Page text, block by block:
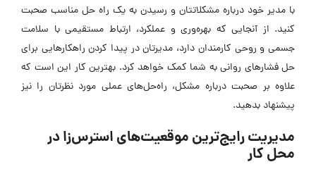
با مدیر خود درباره مشکلاتتان و رسیدن به یک راه حل مناسب صحبت
کنید. از آنجایی که بهره‌وری و عملکرد، ارتباط مستقیمی با سلامت
جسمی و روحی کارمندان دارد، مدیرتان در پیدا کردن راهکارهایی برای
حل فشارهای روانی به شما کمک خواهد کرد. بهترین کار این است که
علاوه بر صحبت درباره مشکل، راه‌حل‌های عملی مورد نظرتان را نیز
پیشنهاد بدهید.
مدیریت رایج‌ترین موقعیت‌های استرس‌زا در
محل کار